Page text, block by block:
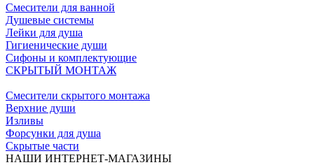
Смесители для ванной
Душевые системы
Лейки для душа
Гигиенические души
Сифоны и комплектующие
СКРЫТЫЙ МОНТАЖ
Смесители скрытого монтажа
Верхние души
Изливы
Форсунки для душа
Скрытые части
НАШИ ИНТЕРНЕТ-МАГАЗИНЫ